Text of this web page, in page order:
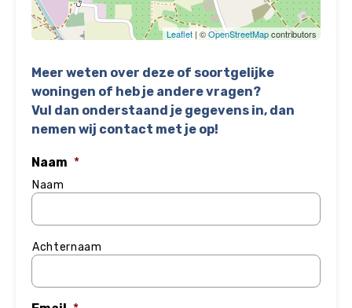
Leaflet | ©OpenStreetMapcontributors
Meer weten over deze of soortgelijke
woningen of heb je andere vragen?
Vul dan onderstaand je gegevens in, dan
nemen wij contact met je op!
Naam *
Naam
Achternaam